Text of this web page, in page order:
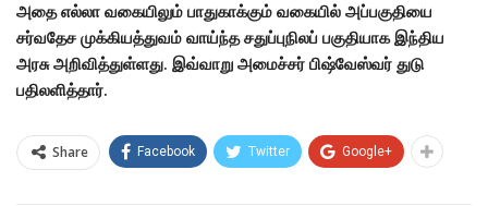
அதை எல்லா வகையிலும் பாதுகாக்கும் வகையில் அப்பகுதியை
சர்வதேச முக்கியத்துவம் வாய்ந்த சதுப்புநிலப் பகுதியாக இந்திய
அரசு அறிவித்துள்ளது. இவ்வாறு அமைச்சர் பிஷ்வேஸ்வர் துடு
பதிலளித்தார்.
Share Facebook Twitter Google+